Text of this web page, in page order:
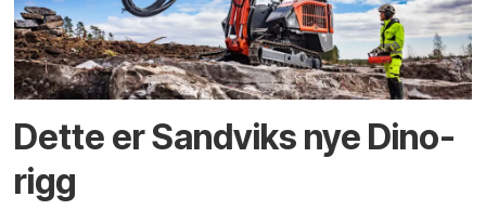
Dette er Sandviks nye Dino-
rigg